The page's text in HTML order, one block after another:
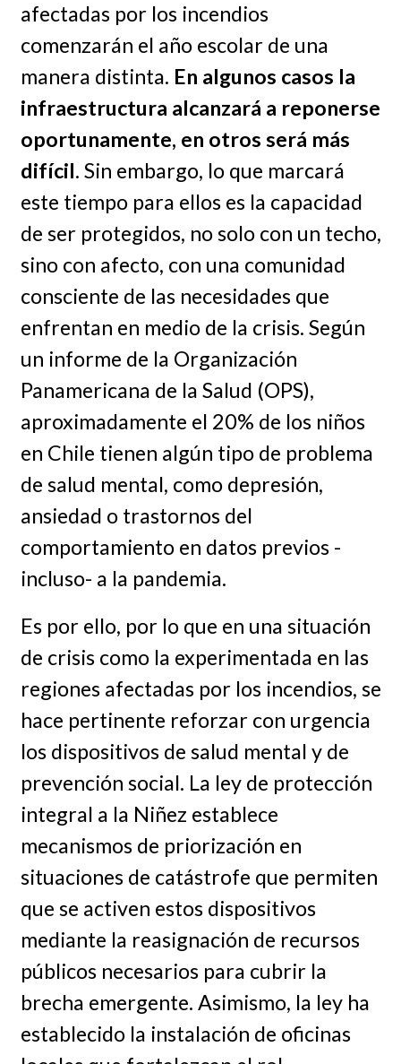
afectadas por los incendios
comenzarán el año escolar de una
manera distinta. En algunos casos la
infraestructura alcanzará a reponerse
oportunamente, en otros será más
difícil. Sin embargo, lo que marcará
este tiempo para ellos es la capacidad
de ser protegidos, no solo con un techo,
sino con afecto, con una comunidad
consciente de las necesidades que
enfrentan en medio de la crisis. Según
un informe de la Organización
Panamericana de la Salud (OPS),
aproximadamente el 20% de los niños
en Chile tienen algún tipo de problema
de salud mental, como depresión,
ansiedad o trastornos del
comportamiento en datos previos -
incluso- a la pandemia.
Es por ello, por lo que en una situación
de crisis como la experimentada en las
regiones afectadas por los incendios, se
hace pertinente reforzar con urgencia
los dispositivos de salud mental y de
prevención social. La ley de protección
integral a la Niñez establece
mecanismos de priorización en
situaciones de catástrofe que permiten
que se activen estos dispositivos
mediante la reasignación de recursos
públicos necesarios para cubrir la
brecha emergente. Asimismo, la ley ha
establecido la instalación de oficinas